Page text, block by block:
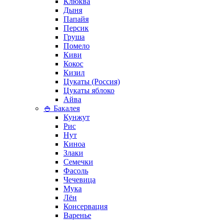
Дыня
Папайя
Персик
Груша
Помело
Киви
Кокос
Кизил
Цукаты (Россия)
Цукаты яблоко
Айва
🍚 Бакалея
Кунжут
Рис
Нут
Киноа
Злаки
Семечки
Фасоль
Чечевица
Мука
Лён
Консервация
Варенье